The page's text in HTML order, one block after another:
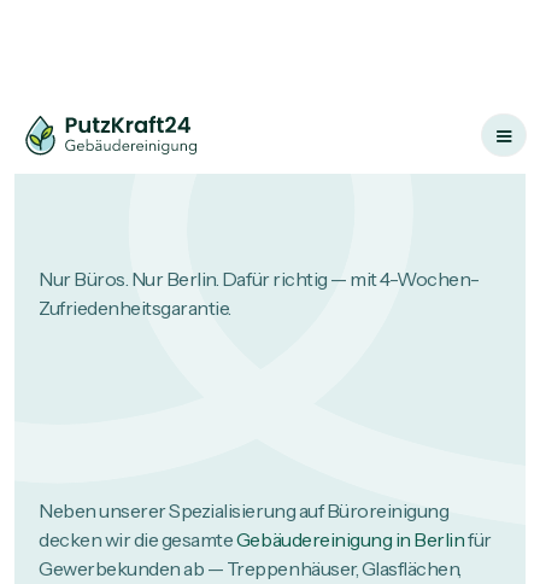
Nur Büros. Nur Berlin. Dafür richtig — mit 4-Wochen-
Zufriedenheitsgarantie.
Neben unserer Spezialisierung auf Büroreinigung
decken wir die gesamteGebäudereinigung in Berlinfür
Gewerbekunden ab — Treppenhäuser, Glasflächen,